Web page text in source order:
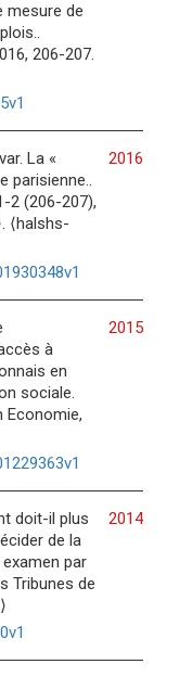
mesure de
206-207.
2016
La «
parisienne..
2 (206-207),
⟨halshs-
2015
à
en
sociale.
Economie,
2014
doit-il plus
de la
par
Tribunes de